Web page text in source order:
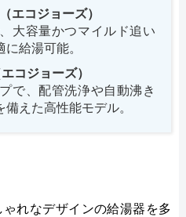
エコジョーズ）
大容量かつマイルド追い
給湯可能。
コジョーズ）
で、配管洗浄や自動沸き
備えた高性能モデル。
れなデザインの給湯器を多